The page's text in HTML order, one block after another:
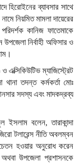
হিরোইনের ব্যাবসার সাথে
নিয়মিত মামলা দায়েরের
কানিজ ফাতেমাকে
নির্বাহী অফিসার ও
এক্সিকিউটিভ ম্যাজিস্ট্রেট
তদন্ত কর্মকর্তা মোঃ
সদস্য এবং মাদকদ্রব্য
ইসলাম বলেন, তারাকান্দা
টলারেন্স নীতি অবলম্বন
হওয়ার অনুরোধ করেন
উপজেলা প্রশাসনকে